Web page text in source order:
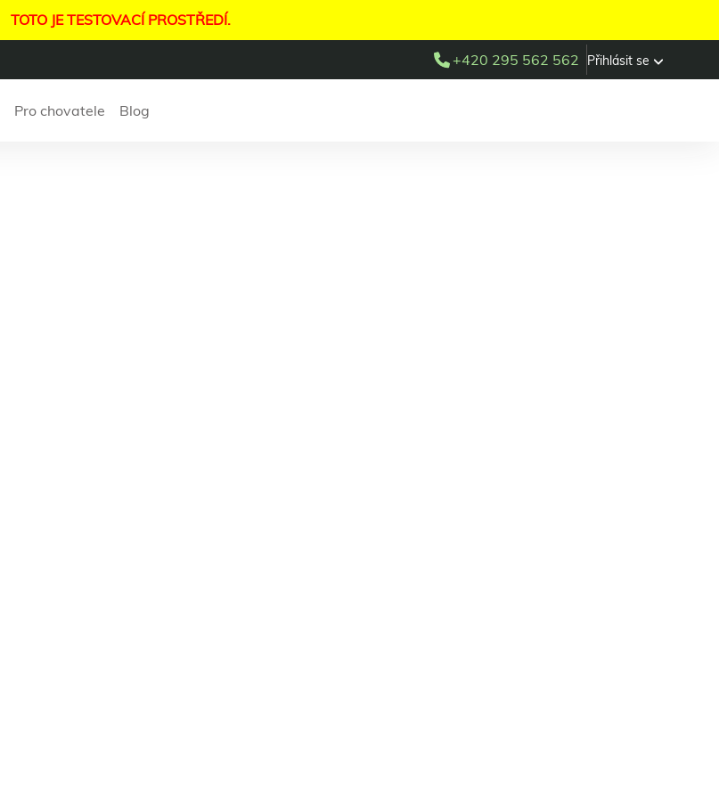
TOTO JE TESTOVACÍ PROSTŘEDÍ.
+420 295 562 562 Přihlásit se
Pro chovatele Blog